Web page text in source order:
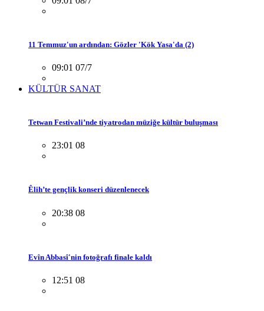
11 Temmuz'un ardından: Gözler 'Kök Yasa'da (2)
09:01 07/7
KÜLTÜR SANAT
Tetwan Festivali’nde tiyatrodan müziğe kültür buluşması
23:01 08
Êlih’te gençlik konseri düzenlenecek
20:38 08
Evîn Abbasî'nin fotoğrafı finale kaldı
12:51 08